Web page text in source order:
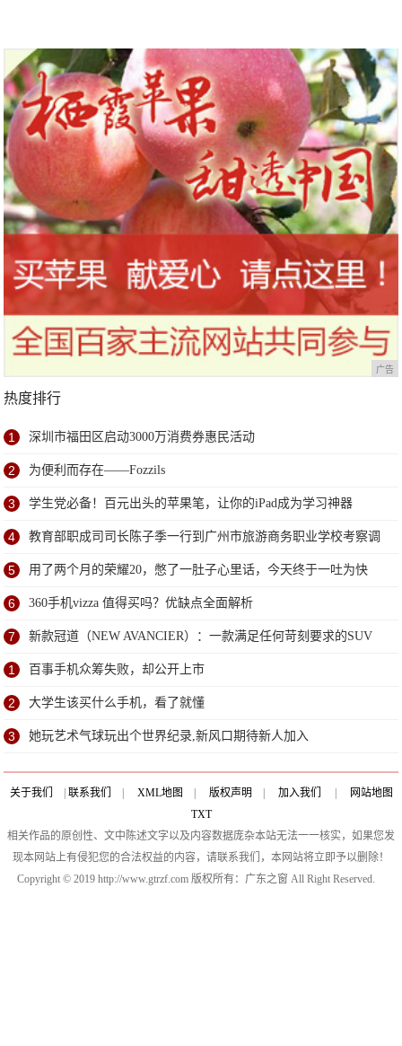
广告
热度排行
1 深圳市福田区启动3000万消费券惠民活动
2 为便利而存在——Fozzils
3 学生党必备！百元出头的苹果笔，让你的iPad成为学习神器
4 教育部职成司司长陈子季一行到广州市旅游商务职业学校考察调
研
5 用了两个月的荣耀20，憋了一肚子心里话，今天终于一吐为快
6 360手机vizza 值得买吗？优缺点全面解析
7 新款冠道（NEW AVANCIER）：一款满足任何苛刻要求的SUV
1 百事手机众筹失败，却公开上市
2 大学生该买什么手机，看了就懂
3 她玩艺术气球玩出个世界纪录,新风口期待新人加入
关于我们 联系我们 XML地图 版权声明 加入我们
网站地图
TXT
相关作品的原创性、文中陈述文字以及内容数据庞杂本站无法一一核实，如果您发
现本网站上有侵犯您的合法权益的内容，请联系我们，本网站将立即予以删除！
Copyright © 2019 http://www.gtrzf.com 版权所有：广东之窗 All Right Reserved.